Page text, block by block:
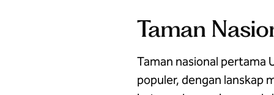
Taman
Taman nasional pertama
populer, dengan lanskap